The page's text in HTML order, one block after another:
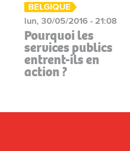
BELGIQUE
lun, 30/05/2016 - 21:08
Pourquoi les
services publics
entrent-ils en
action ?